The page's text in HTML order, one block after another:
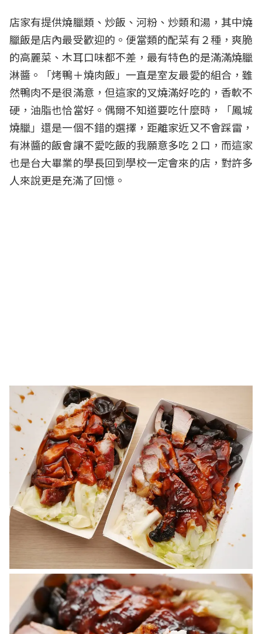
店家有提供燒臘類、炒飯、河粉、炒類和湯，其中燒
臘飯是店內最受歡迎的。便當類的配菜有２種，爽脆
的高麗菜、木耳口味都不差，最有特色的是滿滿燒臘
淋醬。「烤鴨＋燒肉飯」一直是室友最愛的組合，雖
然鴨肉不是很滿意，但這家的叉燒滿好吃的，香軟不
硬，油脂也恰當好。偶爾不知道要吃什麼時，「鳳城
燒臘」還是一個不錯的選擇，距離家近又不會踩雷，
有淋醬的飯會讓不愛吃飯的我願意多吃２口，而這家
也是台大畢業的學長回到學校一定會來的店，對許多
人來說更是充滿了回憶。